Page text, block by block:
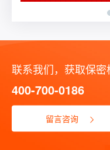
联系我们，获取保
400-700-0186
留言咨询